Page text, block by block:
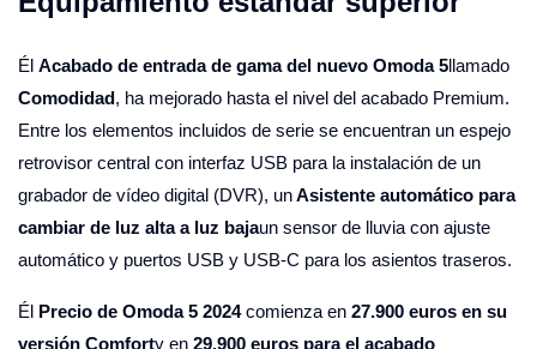
Él Acabado de entrada de gama del nuevo Omoda 5llamado
Comodidad, ha mejorado hasta el nivel del acabado Premium.
Entre los elementos incluidos de serie se encuentran un espejo
retrovisor central con interfaz USB para la instalación de un
grabador de vídeo digital (DVR), unAsistente automático para
cambiar de luz alta a luz bajaun sensor de lluvia con ajuste
automático y puertos USB y USB-C para los asientos traseros.
Él Precio de Omoda 5 2024comienza en 27.900 euros en su
versión Comforty en 29.900 euros para el acabado